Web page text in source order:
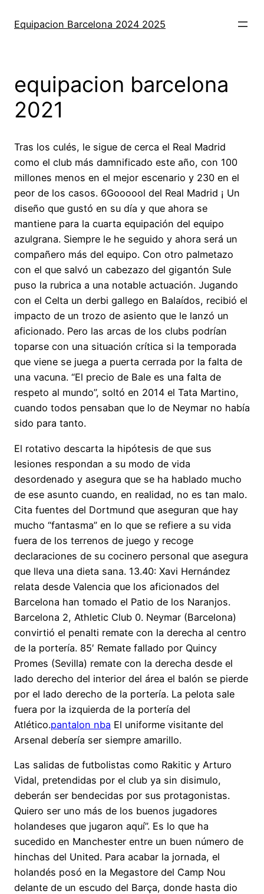
Equipacion Barcelona 2024 2025
equipacion barcelona
2021
Tras los culés, le sigue de cerca el Real Madrid
como el club más damnificado este año, con 100
millones menos en el mejor escenario y 230 en el
peor de los casos. 6Goooool del Real Madrid ¡ Un
diseño que gustó en su día y que ahora se
mantiene para la cuarta equipación del equipo
azulgrana. Siempre le he seguido y ahora será un
compañero más del equipo. Con otro palmetazo
con el que salvó un cabezazo del gigantón Sule
puso la rubrica a una notable actuación. Jugando
con el Celta un derbi gallego en Balaídos, recibió el
impacto de un trozo de asiento que le lanzó un
aficionado. Pero las arcas de los clubs podrían
toparse con una situación crítica si la temporada
que viene se juega a puerta cerrada por la falta de
una vacuna. “El precio de Bale es una falta de
respeto al mundo”, soltó en 2014 el Tata Martino,
cuando todos pensaban que lo de Neymar no había
sido para tanto.
El rotativo descarta la hipótesis de que sus
lesiones respondan a su modo de vida
desordenado y asegura que se ha hablado mucho
de ese asunto cuando, en realidad, no es tan malo.
Cita fuentes del Dortmund que aseguran que hay
mucho “fantasma” en lo que se refiere a su vida
fuera de los terrenos de juego y recoge
declaraciones de su cocinero personal que asegura
que lleva una dieta sana. 13.40: Xavi Hernández
relata desde Valencia que los aficionados del
Barcelona han tomado el Patio de los Naranjos.
Barcelona 2, Athletic Club 0. Neymar (Barcelona)
convirtió el penalti remate con la derecha al centro
de la portería. 85′ Remate fallado por Quincy
Promes (Sevilla) remate con la derecha desde el
lado derecho del interior del área el balón se pierde
por el lado derecho de la portería. La pelota sale
fuera por la izquierda de la portería del
Atlético.pantalon nba El uniforme visitante del
Arsenal debería ser siempre amarillo.
Las salidas de futbolistas como Rakitic y Arturo
Vidal, pretendidas por el club ya sin disimulo,
deberán ser bendecidas por sus protagonistas.
Quiero ser uno más de los buenos jugadores
holandeses que jugaron aquí”. Es lo que ha
sucedido en Manchester entre un buen número de
hinchas del United. Para acabar la jornada, el
holandés posó en la Megastore del Camp Nou
delante de un escudo del Barça, donde hasta dio